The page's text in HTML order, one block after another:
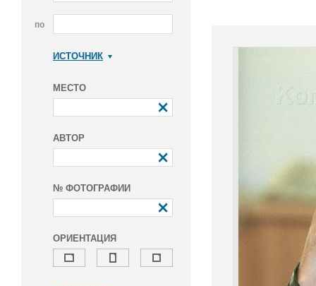
по
ИСТОЧНИК
МЕСТО
АВТОР
№ ФОТОГРАФИИ
ОРИЕНТАЦИЯ